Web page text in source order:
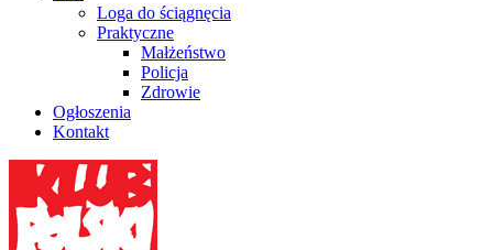
Loga do ściągnęcia
Praktyczne
Małżeństwo
Policja
Zdrowie
Ogłoszenia
Kontakt